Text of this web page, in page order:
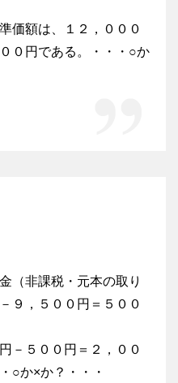
価額は、１２，０００
０円である。・・・○か
（非課税・元本の取り
９，５００円＝５００
－５００円＝２，００
○か×か？・・・